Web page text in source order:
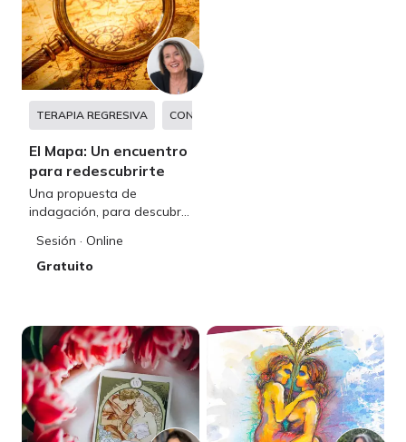
TERAPIA REGRESIVA CONSTELACIONES FAMILIARES
El Mapa: Un encuentro
para redescubrirte
Una propuesta de
indagación, para descubrir
las sensaciones de tu alma
Sesión · Online
Gratuito